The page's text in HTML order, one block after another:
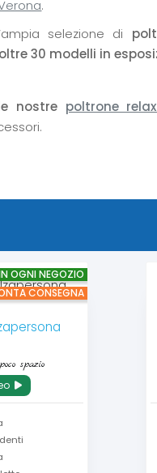
.
selezione di
oltre 30 modelli in
nostre poltrone
OGNI NEGOZIO
CONSEGNA
spazio